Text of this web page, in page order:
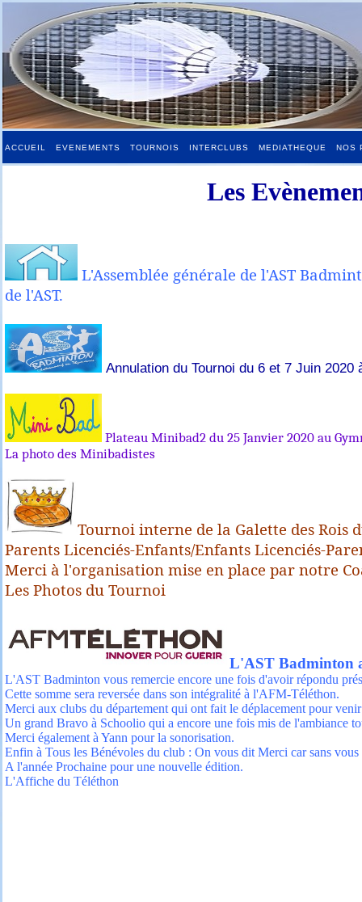
ACCUEIL EVENEMENTS TOURNOIS INTERCLUBS MEDIATHEQUE NOS
Les
L'Assemblée générale de l'AST
de l'AST.
Annulation du Tournoi du 6 et 7 Juin 2020
Plateau Minibad2 du 25 Janvier 2020 au
La photo des Minibadistes
Tournoi interne de la Galette des Rois
Parents Licenciés-Enfants/Enfants Licenciés-
Merci à l'organisation mise en place par notre
Les Photos du Tournoi
L'AST Badminton
L'AST Badminton vous remercie encore une fois d'avoir répondu
Cette somme sera reversée dans son intégralité à l'AFM-Téléthon.
Merci aux clubs du département qui ont fait le déplacement pour
Un grand Bravo à Schoolio qui a encore une fois mis de l'ambiance
Merci également à Yann pour la sonorisation.
Enfin à Tous les Bénévoles du club : On vous dit Merci car sans vous
A l'année Prochaine pour une nouvelle édition.
L'Affiche du Téléthon